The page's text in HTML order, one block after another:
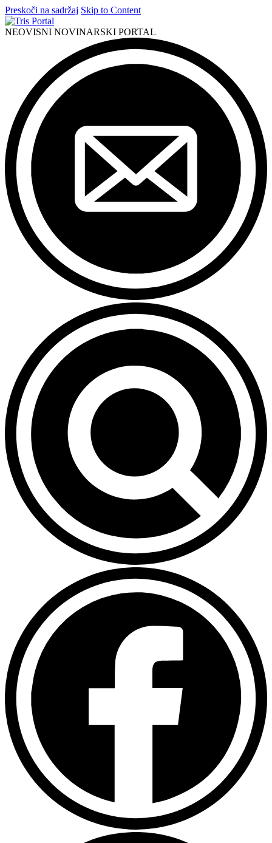
Preskoči na sadržaj Skip to Content
NEOVISNI NOVINARSKI PORTAL